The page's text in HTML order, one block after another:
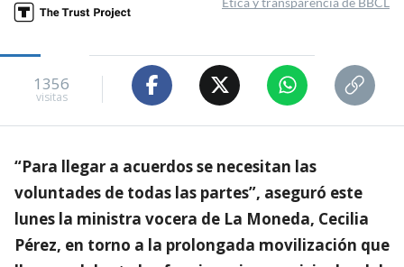
1356
visitas
“Para llegar a acuerdos se necesitan las
voluntades de todas las partes”, aseguró este
lunes la ministra vocera de La Moneda, Cecilia
Pérez, en torno a la prolongada movilización que